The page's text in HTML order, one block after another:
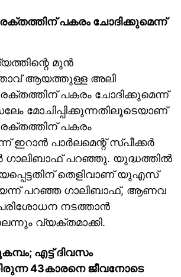
പകരം ചോദിക്കുമെന്ന്
മുൻ
ആയത്തുള്ള അലി
പകരം ചോദിക്കുമെന്ന്
മോചിപ്പിക്കുന്നതിലൂടെയാണ്
പകരം
ഇറാൻ പാർലമെന്റ് സ്പീക്കർ
ഗാലിബാഫ് പറഞ്ഞു. യുദ്ധത്തിൽ
തെളിവാണ് യുഎസ്
പറഞ്ഞ ഗാലിബാഫ്, ആണവ
പരിശോധന നടത്താൻ
വ്യക്തമാക്കി.
എട്ട് ദിവസം
43കാരനെ ജീവനോടെ